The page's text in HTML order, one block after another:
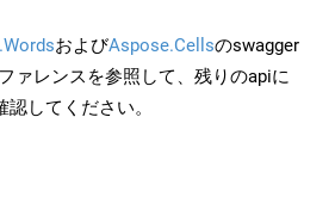
およびAspose.Cellsのswagger
ァレンスを参照して、残りのapiに
してください。